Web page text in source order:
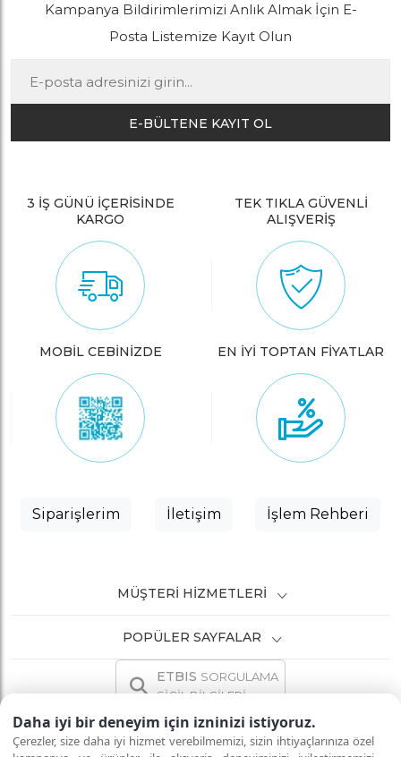
Daha iyi bir deneyim için izninizi istiyoruz.
Çerezler, size daha iyi hizmet verebilmemizi, sizin ihtiyaçlarınıza özel
Kampanya Bildirimlerimizi Anlık Almak İçin E-
Posta Listemize Kayıt Olun
E-BÜLTENE KAYIT OL
3 İŞ GÜNÜ İÇERİSİNDE
KARGO
TEK TIKLA GÜVENLİ
ALIŞVERİŞ
MOBİL CEBİNİZDE EN İYİ TOPTAN FİYATLAR
Siparişlerim İletişim İşlem Rehberi
MÜŞTERI HIZMETLERI
POPÜLER SAYFALAR
ETBIS SORGULAMA
SİCİL BİLGİLERİ